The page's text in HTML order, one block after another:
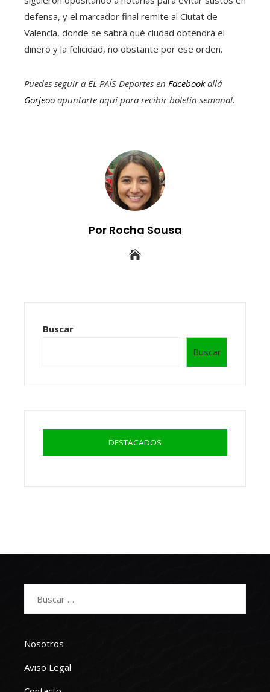
defensa, y el marcador final remite al Ciutat de
Valencia, donde se sabrá qué ciudad obtendrá el
dinero y la felicidad, no obstante por ese orden.
Puedes seguir a EL PAÍS Deportes en Facebookallá
Gorjeoo apuntarte aqui para recibirboletín semanal.
Por Rocha Sousa
Buscar
Buscar
DESTACADOS
Nosotros
Aviso Legal